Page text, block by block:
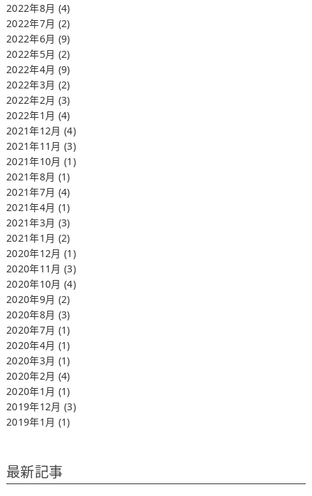
2022年8月 (4)
2022年7月 (2)
2022年6月 (9)
2022年5月 (2)
2022年4月 (9)
2022年3月 (2)
2022年2月 (3)
2022年1月 (4)
2021年12月(4)
2021年11月(3)
2021年10月(1)
2021年8月 (1)
2021年7月 (4)
2021年4月 (1)
2021年3月 (3)
2021年1月 (2)
2020年12月(1)
2020年11月(3)
2020年10月(4)
2020年9月 (2)
2020年8月 (3)
2020年7月 (1)
2020年4月 (1)
2020年3月 (1)
2020年2月 (4)
2020年1月 (1)
2019年12月(3)
2019年1月 (1)
最新記事